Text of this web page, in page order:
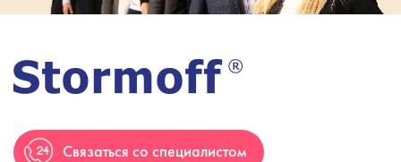
Связаться со специалистом